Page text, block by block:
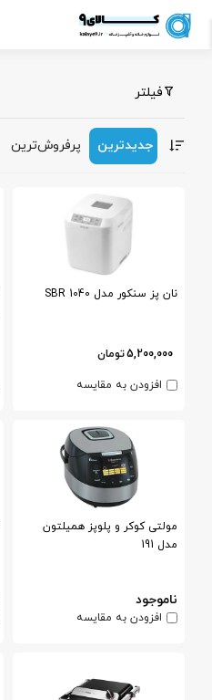
فیلتر
جدیدترین پرفروش‌ترین‌
نان پز سنکور مدل SBR 1040
5,200,000تومان
افزودن به مقایسه
مولتی کوکر و پلوپز همیلتون
مدل 191
ناموجود
افزودن به مقایسه